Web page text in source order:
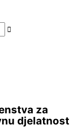
za
djelatnost